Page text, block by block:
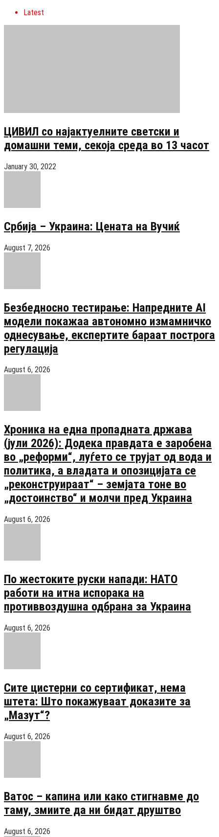
Latest
ЦИВИЛ со најактуелните светски и
домашни теми, секоја среда во 13 часот
January 30, 2022
Србија – Украина: Цената на Вучиќ
August 7, 2026
Безбедносно тестирање: Напредните AI
модели покажаа автономно измамничко
однесување, експертите бараат построга
регулација
August 6, 2026
Хроника на една пропадната држава
(јули 2026): Додека правдата е заробена
во „реформи“, луѓето се трујат од вода и
политика, а владата и опозицијата се
„реконструираат“ – земјата тоне во
„достоинство“ и молчи пред Украина
August 6, 2026
По жестоките руски напади: НАТО
работи на итна испорака на
противвоздушна одбрана за Украина
August 6, 2026
Сите цистерни со сертификат, нема
штета: Што покажуваат доказите за
„Мазут“?
August 6, 2026
Ватос – капина или како стигнавме до
таму, змиите да ни бидат друштво
August 6, 2026